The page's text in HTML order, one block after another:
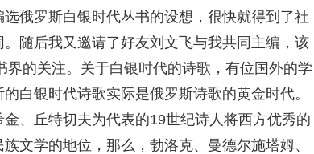
俄罗斯白银时代丛书的设想，很快就得到了社
随后我又邀请了好友刘文飞与我共同主编，该
的关注。关于白银时代的诗歌，有位国外的学
白银时代诗歌实际是俄罗斯诗歌的黄金时代。
、丘特切夫为代表的19世纪诗人将西方优秀的
文学的地位，那么，勃洛克、曼德尔施塔姆、